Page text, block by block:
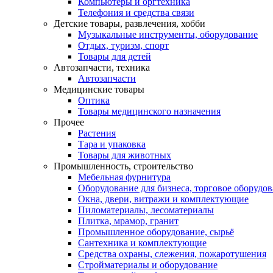
Телефония и средства связи
Детские товары, развлечения, хобби
Музыкальные инструменты, оборудование
Отдых, туризм, спорт
Товары для детей
Автозапчасти, техника
Автозапчасти
Медицинские товары
Оптика
Товары медицинского назначения
Прочее
Растения
Тара и упаковка
Товары для животных
Промышленность, строительство
Мебельная фурнитура
Оборудование для бизнеса, торговое
Окна, двери, витражи и комплектующие
Пиломатериалы, лесоматериалы
Плитка, мрамор, гранит
Промышленное оборудование, сырьё
Сантехника и комплектующие
Средства охраны, слежения, пожаротушения
Стройматериалы и оборудование